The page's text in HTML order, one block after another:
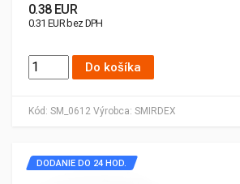
Kód: SM_0612 Výrobca: SMIRDEX
0.38 EUR
0.31 EUR bez DPH
Do košíka
DODANIE DO 24 HOD.